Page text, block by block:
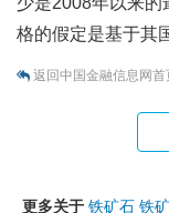
格的假定是基于其
返回中国金融信息网首
更多关于 铁矿石 铁